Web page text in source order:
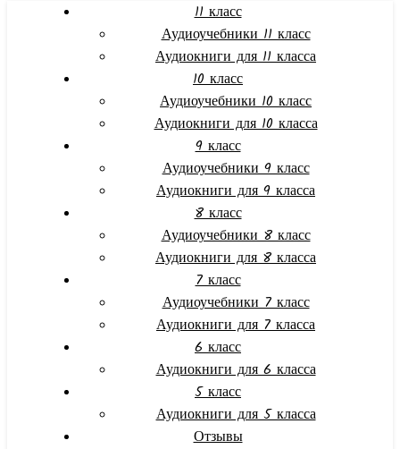
11 класс
Аудиоучебники 11 класс
Аудиокниги для 11 класса
10 класс
Аудиоучебники 10 класс
Аудиокниги для 10 класса
9 класс
Аудиоучебники 9 класс
Аудиокниги для 9 класса
8 класс
Аудиоучебники 8 класс
Аудиокниги для 8 класса
7 класс
Аудиоучебники 7 класс
Аудиокниги для 7 класса
6 класс
Аудиокниги для 6 класса
5 класс
Аудиокниги для 5 класса
Отзывы